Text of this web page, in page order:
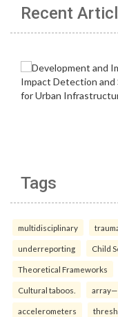
Recent
Tags
multidisciplinary
underreporting Child
Theoretical Frameworks
Cultural taboos.
accelerometers